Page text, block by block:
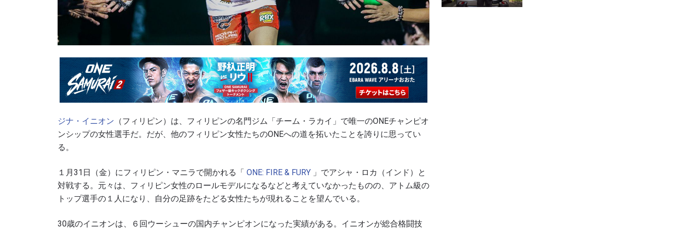
ジナ・イニオン （フィリピン）は、フィリピンの名門ジム「チーム・ラカイ」で唯一のONEチャンピオ
ンシップの女性選手だ。だが、他のフィリピン女性たちのONEへの道を拓いたことを誇りに思ってい
る。
１月31日（金）にフィリピン・マニラで開かれる「 ONE: FIRE & FURY 」でアシャ・ロカ（インド）と
対戦する。元々は、フィリピン女性のロールモデルになるなどと考えていなかったものの、アトム級の
トップ選手の１人になり、自分の足跡をたどる女性たちが現れることを望んでいる。
30歳のイニオンは、６回ウーシューの国内チャンピオンになった実績がある。イニオンが総合格闘技